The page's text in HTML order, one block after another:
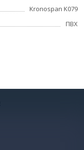
Kronospan K079
ПВХ